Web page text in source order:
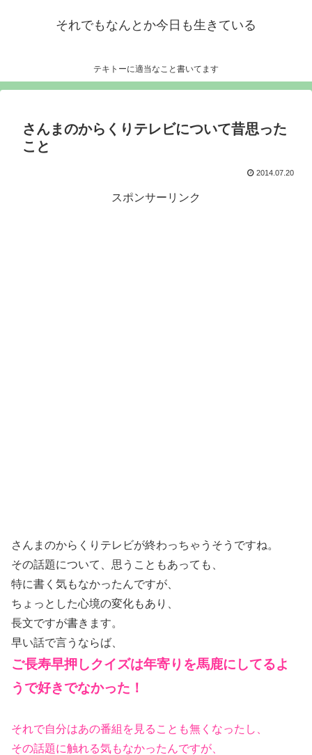
それでもなんとか今日も生きている
テキトーに適当なこと書いてます
さんまのからくりテレビについて昔思った
こと
2014.07.20
スポンサーリンク
さんまのからくりテレビが終わっちゃうそうですね。
その話題について、思うこともあっても、
特に書く気もなかったんですが、
ちょっとした心境の変化もあり、
長文ですが書きます。
早い話で言うならば、
ご長寿早押しクイズは年寄りを馬鹿にしてるよ
うで好きでなかった！
それで自分はあの番組を見ることも無くなったし、
その話題に触れる気もなかったんですが、